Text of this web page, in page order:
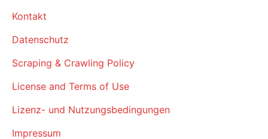
Kontakt
Datenschutz
Scraping & Crawling Policy
License and Terms of Use
Lizenz- und Nutzungsbedingungen
Impressum